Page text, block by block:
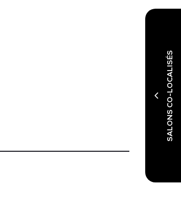
SALONS CO-LOCALISÉS